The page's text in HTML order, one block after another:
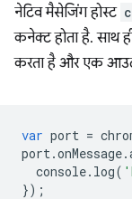
नेटिव मैसेजिंग होस्ट
कनेक्ट होता है. साथ
करता है और एक
var port =
port.onMessage.
console. log(
});